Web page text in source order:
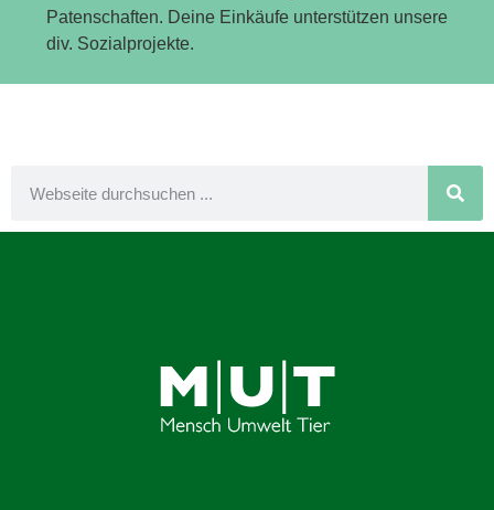
Patenschaften. Deine Einkäufe unterstützen unsere
div. Sozialprojekte.